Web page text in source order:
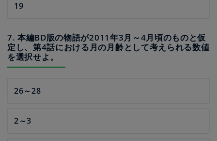
19
7. 本編BD版の物語が2011年3月～4月頃のものと仮
定し、第4話における月の月齢として考えられる数値
を選択せよ。
26～28
2～3